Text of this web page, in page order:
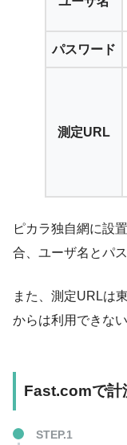
パスワード
測定URL
ピカラ独自網に設
合、ユーザ名とパ
また、測定URLは
からは利用できな
Fast.comで計